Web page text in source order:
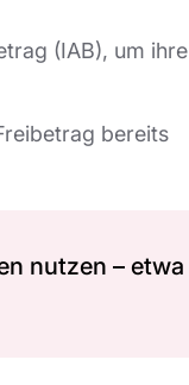
(IAB), um ihre
bereits
nutzen – etwa